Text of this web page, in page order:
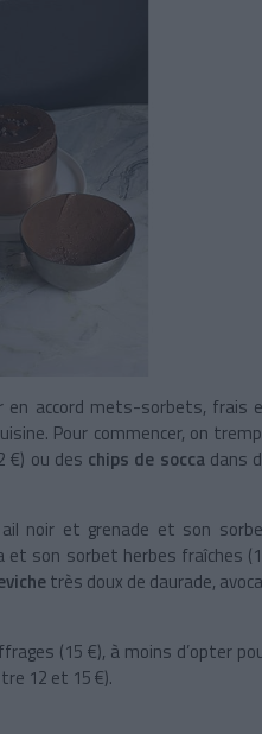
en accord mets-sorbets, frais
Pour commencer, on
€) ou des chips de soccadans
noir et grenade et son
et son sorbet herbes fraîches
très doux de daurade,
(15 €), à moins d’opter
12 et 15 €).